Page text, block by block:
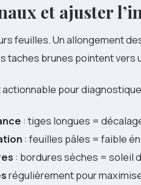
et ajuster
feuilles. Un allongement
taches brunes pointent vers
pour
: tiges longues =
: feuilles pâles = faible
: bordures sèches = soleil
régulièrement pour